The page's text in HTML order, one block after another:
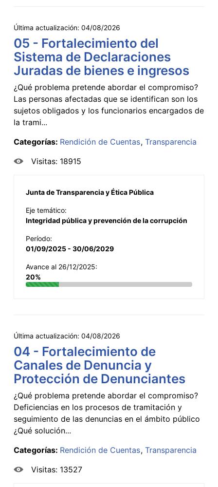
Última actualización: 04/08/2026
05 - Fortalecimiento del
Sistema de Declaraciones
Juradas de bienes e ingresos
¿Qué problema pretende abordar el compromiso?
Las personas afectadas que se identifican son los
sujetos obligados y los funcionarios encargados de
la trami...
Categorías: Rendición de Cuentas Transparencia
Visitas: 18915
Junta de Transparencia y Ética Pública
Eje temático:
Integridad pública y prevención de la corrupción
Período:
01/09/2025 - 30/06/2029
Avance al 26/12/2025:
20%
Última actualización: 04/08/2026
04 - Fortalecimiento de
Canales de Denuncia y
Protección de Denunciantes
¿Qué problema pretende abordar el compromiso?
Deficiencias en los procesos de tramitación y
seguimiento de las denuncias en el ámbito público
¿Qué solución...
Categorías: Rendición de Cuentas Transparencia
Visitas: 13527